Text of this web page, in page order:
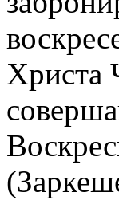
Христа